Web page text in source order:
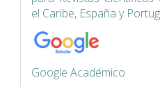
el Caribe, España y
Google Académico